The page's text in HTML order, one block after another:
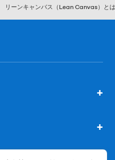
リーンキャンバス（Lean Canvas）と
+
+